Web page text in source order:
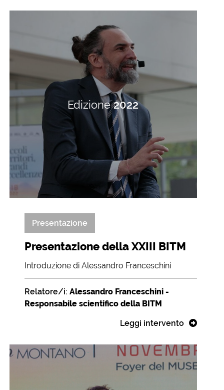
Edizione2022
Presentazione
Presentazione della XXIII BITM
Introduzione di Alessandro Franceschini
Relatore/i: Alessandro Franceschini -
Responsabile scientifico della BITM
Leggi intervento